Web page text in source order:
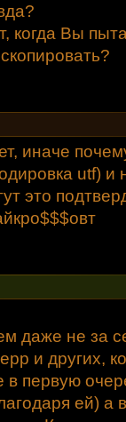
когда Вы
иначе
utf) и
это
даже не за
и других,
в первую
ей)